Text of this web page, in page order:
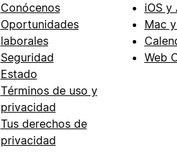
Conócenos
Oportunidades
laborales
Seguridad
Estado
Términos de uso y
privacidad
Tus derechos de
privacidad
iOS y
Mac
Web